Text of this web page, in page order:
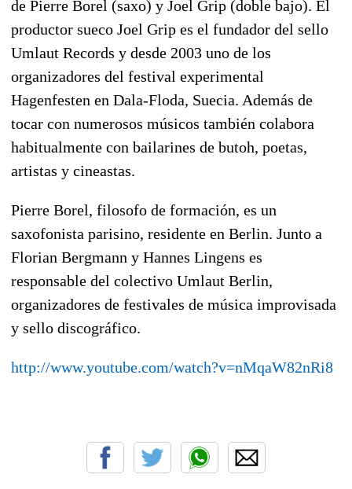
de Pierre Borel (saxo) y Joel Grip (doble bajo). El
productor sueco Joel Grip es el fundador del sello
Umlaut Records y desde 2003 uno de los
organizadores del festival experimental
Hagenfesten en Dala-Floda, Suecia. Además de
tocar con numerosos músicos también colabora
habitualmente con bailarines de butoh, poetas,
artistas y cineastas.
Pierre Borel, filosofo de formación, es un
saxofonista parisino, residente en Berlin. Junto a
Florian Bergmann y Hannes Lingens es
responsable del colectivo Umlaut Berlin,
organizadores de festivales de música improvisada
y sello discográfico.
http://www.youtube.com/watch?v=nMqaW82nRi8